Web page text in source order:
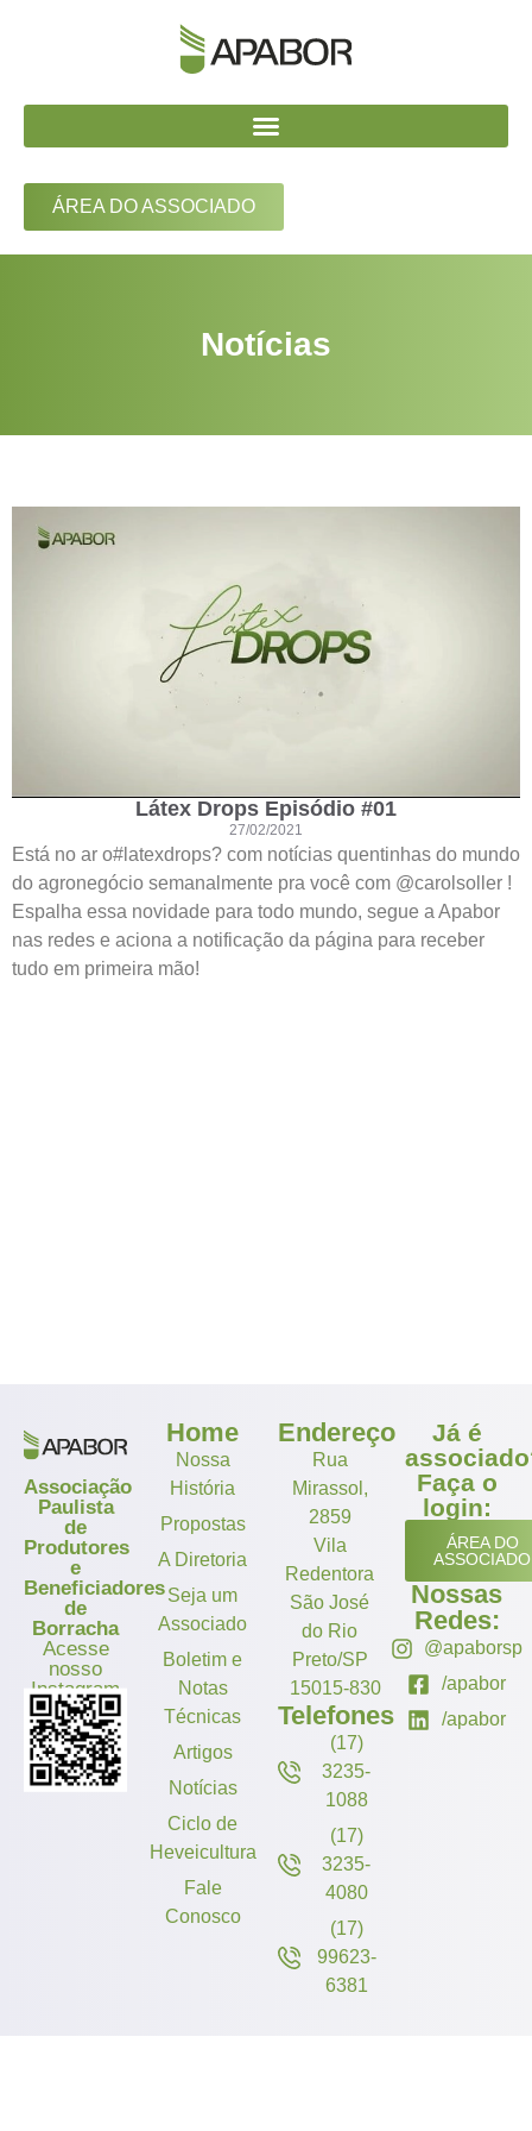
ÁREA DO ASSOCIADO
Notícias
Látex Drops Episódio #01
27/02/2021
Está no ar o#latexdrops? com notícias quentinhas do mundo
do agronegócio semanalmente pra você com @carolsoller !
Espalha essa novidade para todo mundo, segue a Apabor
nas redes e aciona a notificação da página para receber
tudo em primeira mão!
Associação
Paulista
de
Produtores
e
Beneficiadores
de
Borracha
Acesse
nosso
Instagram
Home
Nossa
História
Propostas
A Diretoria
Seja um
Associado
Boletim e
Notas
Técnicas
Artigos
Notícias
Ciclo de
Heveicultura
Fale
Conosco
Endereço
Rua
Mirassol,
2859
Vila
Redentora
São José
do Rio
Preto/SP
15015-830
Telefones
(17)
3235-
1088
(17)
3235-
4080
(17)
99623-
6381
Já é
Faça o
login:
ÁREA DO
ASSOCIADO
Nossas
Redes:
@apaborsp
/apabor
/apabor